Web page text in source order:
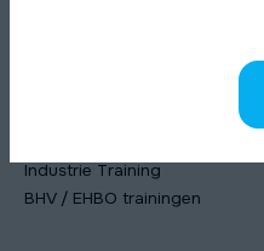
Industrie Training
BHV / EHBO trainingen